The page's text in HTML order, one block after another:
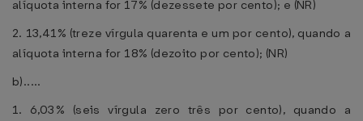
alíquota interna for 17% (dezessete por cento); e (NR)
2. 13,41% (treze vírgula quarenta e um por cento), quando a
alíquota interna for 18% (dezoito por cento); (NR)
b).....
1. 6,03% (seis vírgula zero três por cento), quando a